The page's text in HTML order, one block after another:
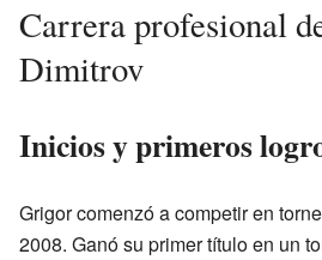
Carrera profesional
Dimitrov
Inicios y primeros
Grigor comenzó a competir en
2008. Ganó su primer título en un